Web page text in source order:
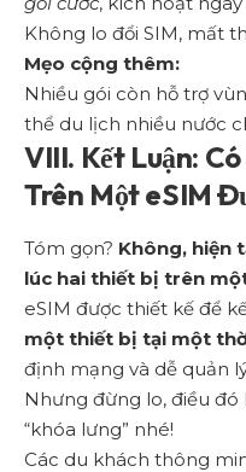
Không lo đổi SIM, mất
Mẹo cộng thêm:
Nhiều gói còn hỗ trợ
thể du lịch nhiều nước
VIII. Kết Luận:
Trên Một eSIM
Tóm gọn? Không, hiện
lúc hai thiết bị trên
eSIM được thiết kế để
một thiết bị tại một
định mạng và dễ quản
Nhưng đừng lo, điều
“khóa lưng” nhé!
Các du khách thông